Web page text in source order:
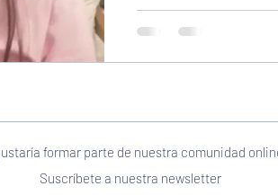
formar parte de nuestra comunidad
Suscríbete a nuestra newsletter